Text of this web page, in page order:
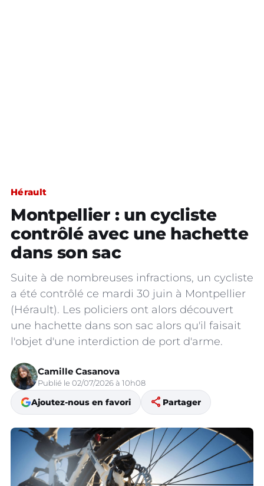
Hérault
Montpellier : un cycliste
contrôlé avec une hachette
dans son sac
Suite à de nombreuses infractions, un cycliste
a été contrôlé ce mardi 30 juin à Montpellier
(Hérault). Les policiers ont alors découvert
une hachette dans son sac alors qu'il faisait
l'objet d'une interdiction de port d'arme.
Camille Casanova
Publié le 02/07/2026 à 10h08
Ajoutez-nous en favori share Partager